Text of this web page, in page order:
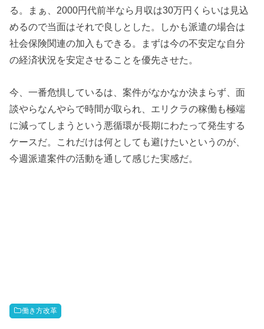
る。まぁ、2000円代前半なら月収は30万円くらいは見込
めるので当面はそれで良しとした。しかも派遣の場合は
社会保険関連の加入もできる。まずは今の不安定な自分
の経済状況を安定させることを優先させた。
今、一番危惧しているは、案件がなかなか決まらず、面
談やらなんやらで時間が取られ、エリクラの稼働も極端
に減ってしまうという悪循環が長期にわたって発生する
ケースだ。これだけは何としても避けたいというのが、
今週派遣案件の活動を通して感じた実感だ。
働き方改革